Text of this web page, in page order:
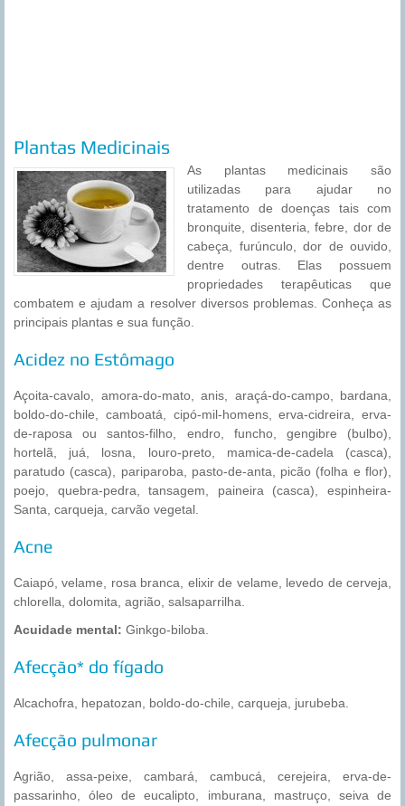
Plantas Medicinais
As plantas medicinais são
utilizadas para ajudar no
tratamento de doenças tais com
bronquite, disenteria, febre, dor de
cabeça, furúnculo, dor de ouvido,
dentre outras. Elas possuem
propriedades terapêuticas que
combatem e ajudam a resolver diversos problemas. Conheça as
principais plantas e sua função.
Acidez no Estômago
Açoita-cavalo, amora-do-mato, anis, araçá-do-campo, bardana,
boldo-do-chile, camboatá, cipó-mil-homens, erva-cidreira, erva-
de-raposa ou santos-filho, endro, funcho, gengibre (bulbo),
hortelã, juá, losna, louro-preto, mamica-de-cadela (casca),
paratudo (casca), pariparoba, pasto-de-anta, picão (folha e flor),
poejo, quebra-pedra, tansagem, paineira (casca), espinheira-
Santa, carqueja, carvão vegetal.
Acne
Caiapó, velame, rosa branca, elixir de velame, levedo de cerveja,
chlorella, dolomita, agrião, salsaparrilha.
Acuidade mental: Ginkgo-biloba.
Afecção* do fígado
Alcachofra, hepatozan, boldo-do-chile, carqueja, jurubeba.
Afecção pulmonar
Agrião, assa-peixe, cambará, cambucá, cerejeira, erva-de-
passarinho, óleo de eucalipto, imburana, mastruço, seiva de